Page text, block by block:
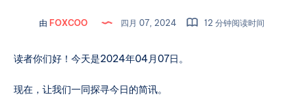
由 FOXCOO 四月 07, 2024 12 分钟阅读时间
读者你们好！今天是2024年04月07日。
现在，让我们一同探寻今日的简讯。